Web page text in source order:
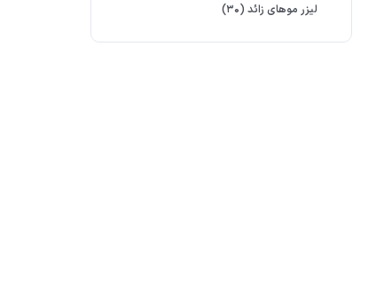
لیزر موهای زائد (۳۰)